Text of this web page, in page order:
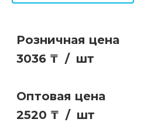
Розничная цена
3036 ₸ / шт
Оптовая цена
2520 ₸ / шт